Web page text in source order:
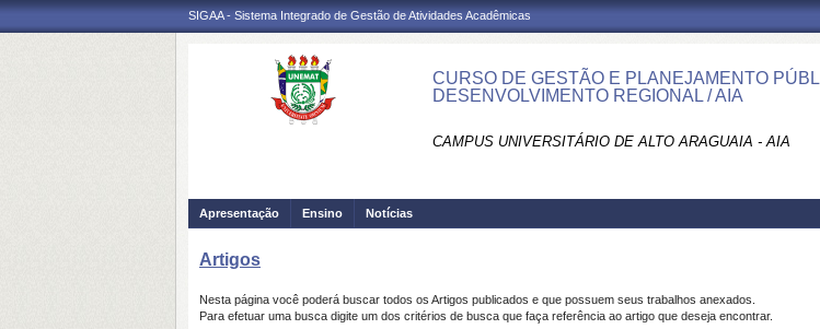
SIGAA - Sistema Integrado de Gestão de Atividades Acadêmicas
CURSO DE GESTÃO E PLANEJAMENTO
DESENVOLVIMENTO REGIONAL / AIA
CAMPUS UNIVERSITÁRIO DE ALTO ARAGUAIA - AIA
Apresentação Ensino Notícias
Artigos
Nesta página você poderá buscar todos os Artigos publicados e que possuem seus trabalhos anexados.
Para efetuar uma busca digite um dos critérios de busca que faça referência ao artigo que deseja encontrar.